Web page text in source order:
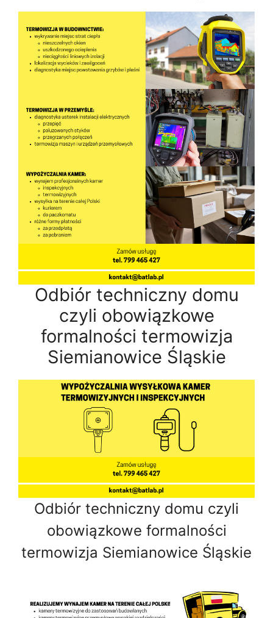
Odbiór techniczny domu
czyli obowiązkowe
formalności termowizja
Siemianowice Śląskie
Odbiór techniczny domu czyli
obowiązkowe formalności
termowizja Siemianowice Śląskie